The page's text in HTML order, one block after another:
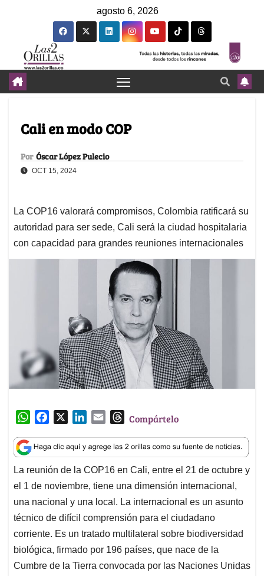
agosto 6, 2026
Cali en modo COP
Por Óscar López Pulecio
OCT 15, 2024
La COP16 valorará compromisos, Colombia ratificará su
autoridad para ser sede, Cali será la ciudad hospitalaria
con capacidad para grandes reuniones internacionales
W
a
t
s
A
p
p
c
e
b
o
o
k
n
k
e
d
I
n
a
i
l
T
r
e
a
d
s
Compártelo
La reunión de la COP16 en Cali, entre el 21 de octubre y
el 1 de noviembre, tiene una dimensión internacional,
una nacional y una local. La internacional es un asunto
técnico de difícil comprensión para el ciudadano
corriente. Es un tratado multilateral sobre biodiversidad
biológica, firmado por 196 países, que nace de la
Cumbre de la Tierra convocada por las Naciones Unidas